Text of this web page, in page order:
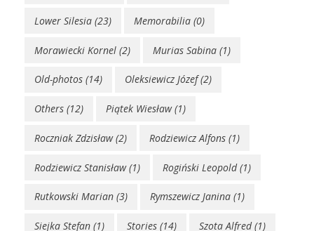
Lower Silesia (23) Memorabilia (0)
Morawiecki Kornel (2) Murias Sabina (1)
Old-photos (14) Oleksiewicz Józef(2)
Others (12) Piątek Wiesław(1)
Roczniak Zdzisław(2) Rodziewicz Alfons (1)
Rodziewicz Stanisław(1) Rogiński Leopold(1)
Rutkowski Marian (3) Rymszewicz Janina (1)
Siejka Stefan (1) Stories (14) Szota Alfred(1)